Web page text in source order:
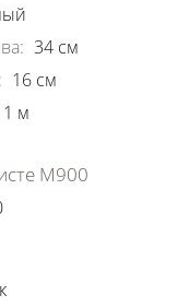
: 34 см
: 16 см
1 м
М900